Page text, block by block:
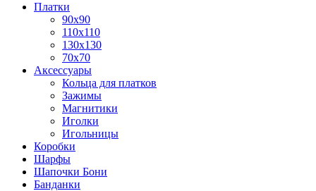
Платки
90x90
110x110
130x130
70х70
Аксессуары
Кольца для платков
Зажимы
Магнитики
Иголки
Игольницы
Коробки
Шарфы
Шапочки Бони
Банданки